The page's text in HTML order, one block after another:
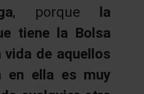
, porque la
tiene la Bolsa
de aquellos
en ella es muy